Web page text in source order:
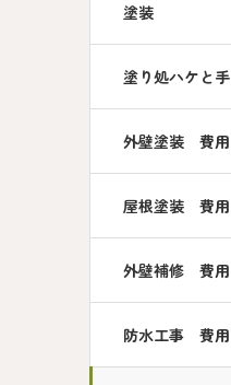
塗装
塗り処ハケと手
外壁塗装 費用
屋根塗装 費用
外壁補修 費用
防水工事 費用